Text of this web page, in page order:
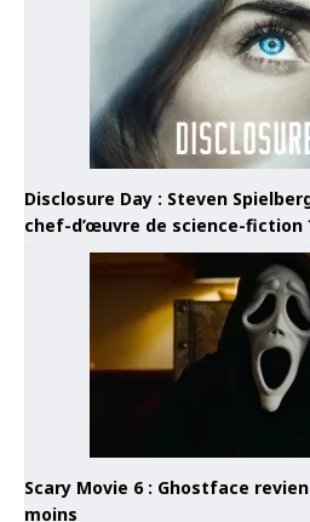
Disclosure Day : Steven
chef-d’œuvre de science-fiction
Scary Movie 6 : Ghostface
moins